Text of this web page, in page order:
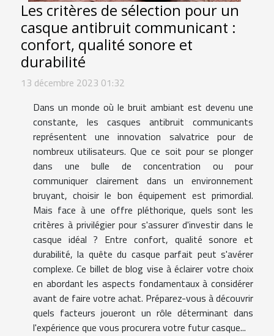
Les critères de sélection pour un
casque antibruit communicant :
confort, qualité sonore et
durabilité
13 décembre 2023 01:32
Dans un monde où le bruit ambiant est devenu une
constante, les casques antibruit communicants
représentent une innovation salvatrice pour de
nombreux utilisateurs. Que ce soit pour se plonger
dans une bulle de concentration ou pour
communiquer clairement dans un environnement
bruyant, choisir le bon équipement est primordial.
Mais face à une offre pléthorique, quels sont les
critères à privilégier pour s'assurer d'investir dans le
casque idéal ? Entre confort, qualité sonore et
durabilité, la quête du casque parfait peut s'avérer
complexe. Ce billet de blog vise à éclairer votre choix
en abordant les aspects fondamentaux à considérer
avant de faire votre achat. Préparez-vous à découvrir
quels facteurs joueront un rôle déterminant dans
l'expérience que vous procurera votre futur casque...